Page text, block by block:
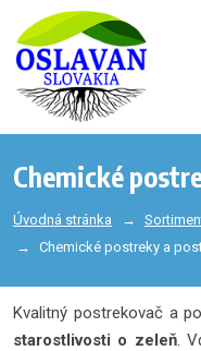
Chemické
Úvodná stránka
Chemické postreky a
Kvalitný postrekovač a
starostlivosti o zeleň.